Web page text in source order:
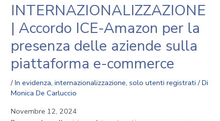
INTERNAZIONALIZZAZIONE
| Accordo ICE-Amazon per la
presenza delle aziende sulla
piattaforma e-commerce
/In evidenza,internazionalizzazione,solo utenti registrati / Di
Monica De Carluccio
Novembre 12, 2024